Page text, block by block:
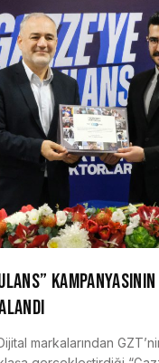
KAMPANYASININ
markalarından